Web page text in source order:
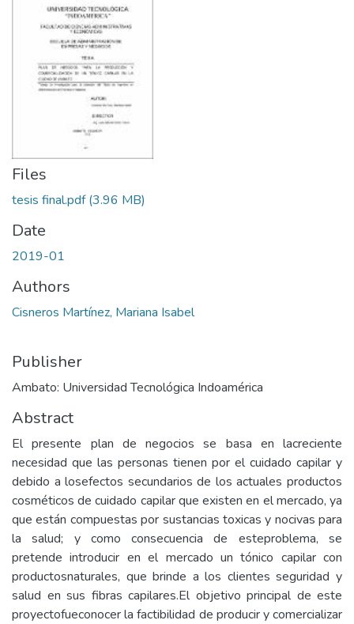
Files
tesis final.pdf(3.96 MB)
Date
2019-01
Authors
Cisneros Martínez, Mariana Isabel
Publisher
Ambato: Universidad Tecnológica Indoamérica
Abstract
El presente plan de negocios se basa en lacreciente
necesidad que las personas tienen por el cuidado capilar y
debido a losefectos secundarios de los actuales productos
cosméticos de cuidado capilar que existen en el mercado, ya
que están compuestas por sustancias toxicas y nocivas para
la salud; y como consecuencia de esteproblema, se
pretende introducir en el mercado un tónico capilar con
productosnaturales, que brinde a los clientes seguridad y
salud en sus fibras capilares.El objetivo principal de este
proyectofueconocer la factibilidad de producir y comercializar